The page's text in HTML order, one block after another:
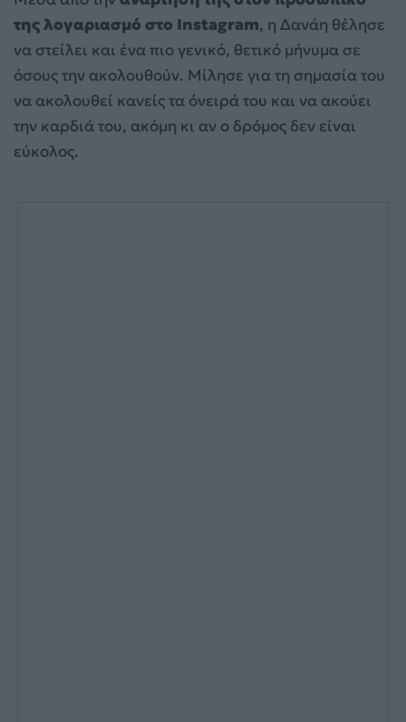
της λογαριασμό στο Instagram, η Δανάη θέλησε
να στείλει και ένα πιο γενικό, θετικό μήνυμα σε
όσους την ακολουθούν. Μίλησε για τη σημασία του
να ακολουθεί κανείς τα όνειρά του και να ακούει
την καρδιά του, ακόμη κι αν ο δρόμος δεν είναι
εύκολος.